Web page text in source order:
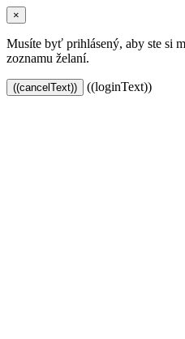
×
Musíte byť prihlásený, aby ste si
zoznamu želaní.
((cancelText)) ((loginText))